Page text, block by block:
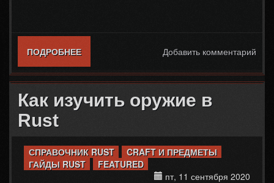
ПОДРОБНЕЕО КАК ВЫДАТЬ ПРЕДМЕТ В RUST
Добавить комментарий
Как изучить оружие в
Rust
СПРАВОЧНИК RUST
CRAFT И ПРЕДМЕТЫ
ГАЙДЫ RUST
FEATURED
пт, 11 сентября 2020